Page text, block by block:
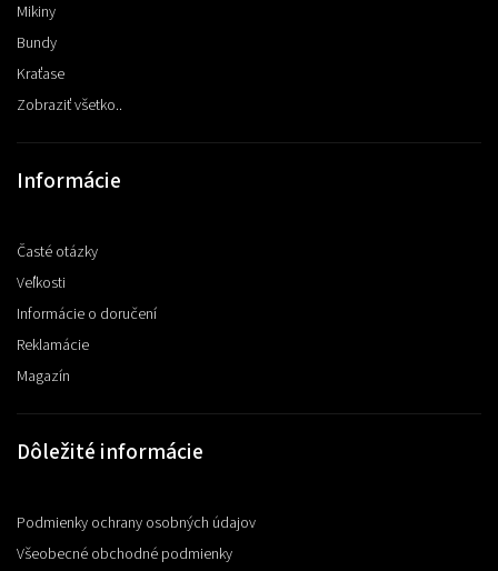
Mikiny
Bundy
Kraťase
Zobraziť všetko..
Informácie
Časté otázky
Veľkosti
Informácie o doručení
Reklamácie
Magazín
Dôležité informácie
Podmienky ochrany osobných údajov
Všeobecné obchodné podmienky